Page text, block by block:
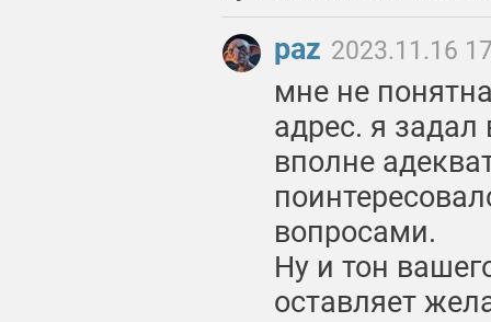
paz 2023.11.16
мне не
адрес. я задал
вполне
вопросами.
Ну и тон
оставляет